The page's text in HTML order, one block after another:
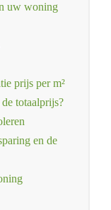
uw woning
prijs per m²
totaalprijs?
en de